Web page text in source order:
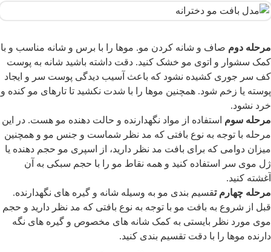
دومصاف و شانه کردن مو. موها را با برس و شانه مناسب و با
سشوار و اتوی مو خشک کنید. دقت داشته باشید شانه به پوست
سر جوری کشیده نشود که باعث آسیب دیدگی پوست سر و ایجاد
یا زخم شود. همچنین موها را با شدت نکشید تا تارهای مو کنده و
نشود.
سوماستفاده از مواد نگهدارنده و حالت دهنده مو هست. در این
با توجه به نوع بافتی که مد نظر شماست و جنس مو و همچنین
دوامی که برای بافت مد نظر دارید، از اسپری مو حجم دهنده یا
موی سر استفاده کنید و همه نقاط مو را با حجم سبکی به آن
کنید.
چهارم ت قسیم بندی مو به وسیله شانه و گیره های نگهدارنده.
از شروع به بافت مو با توجه به نوع بافتی که مد نظر دارید و حجم
مورد نظر بایستی به کمک شانه های مخصوص و گیره های نگه
موها را با دقت تقسیم بندی کنید.